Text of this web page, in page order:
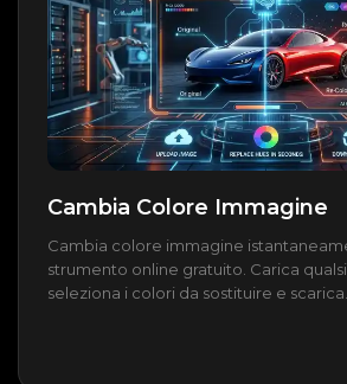
Cambia Colore Immagine
Cambia colore immagine
strumento online gratuito. Carica
seleziona i colori da sostituire e scarica.